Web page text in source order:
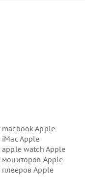
macbook Apple
iMac Apple
apple watch Apple
мониторов Apple
плееров Apple